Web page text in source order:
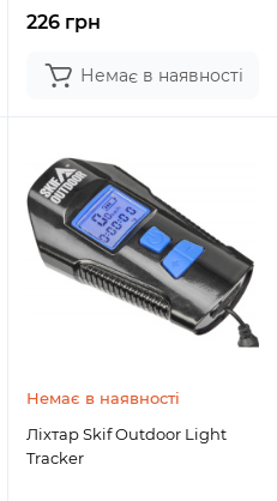
226 грн
Немає в наявності
Немає в наявності
Ліхтар Skif Outdoor Light
Tracker